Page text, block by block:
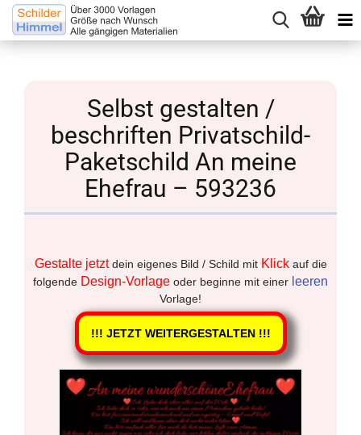
Selbst gestalten /
beschriften Privatschild-
Paketschild An meine
Ehefrau – 593236
Gestalte jetztdein eigenes Bild / Schild mit Klickauf die
folgende Design-Vorlage oder beginne mit einer leeren
Vorlage!
!!! JETZT WEITERGESTALTEN !!!